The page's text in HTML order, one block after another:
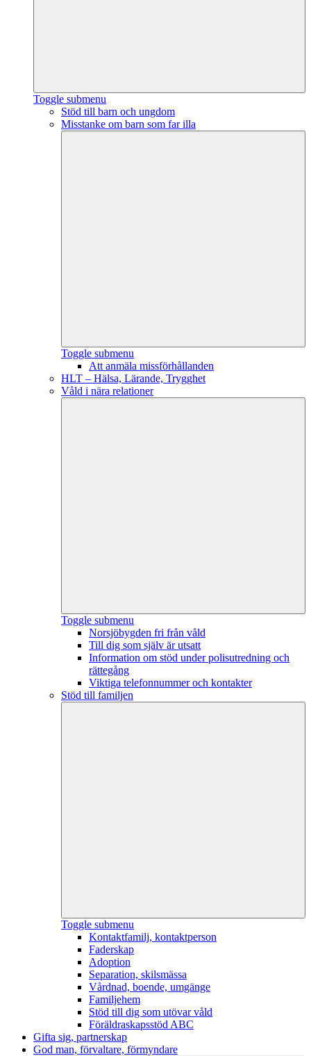
Toggle submenu
Stöd till barn och ungdom
Misstanke om barn som far illa
Toggle submenu
Att anmäla missförhållanden
HLT – Hälsa, Lärande, Trygghet
Våld i nära relationer
Toggle submenu
Norsjöbygden fri från våld
Till dig som själv är utsatt
Information om stöd under polisutredning och
rättegång
Viktiga telefonnummer och kontakter
Stöd till familjen
Toggle submenu
Kontaktfamilj, kontaktperson
Faderskap
Adoption
Separation, skilsmässa
Vårdnad, boende, umgänge
Familjehem
Stöd till dig som utövar våld
Föräldraskapsstöd ABC
Gifta sig, partnerskap
God man, förvaltare, förmyndare